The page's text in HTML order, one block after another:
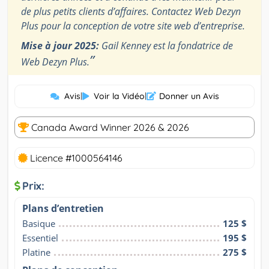
de plus petits clients d’affaires. Contactez Web Dezyn
Plus pour la conception de votre site web d’entreprise.
Mise à jour 2025: Gail Kenney est la fondatrice de
Web Dezyn Plus.”
Avis| Voir la Vidéo| Donner un Avis
Canada Award Winner 2026 & 2026
Licence #1000564146
Prix:
Plans d’entretien
Basique
125 $
Essentiel
195 $
Platine
275 $